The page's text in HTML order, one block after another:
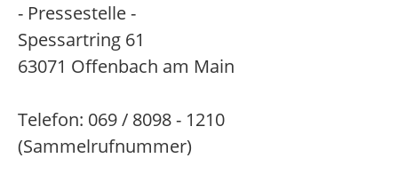
- Pressestelle -
Spessartring 61
63071 Offenbach am Main
Telefon: 069 / 8098 - 1210
(Sammelrufnummer)